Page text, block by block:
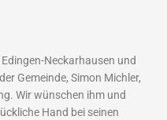
Neckarhausen und
Gemeinde, Simon Michler,
Wir wünschen ihm und
Hand bei seinen